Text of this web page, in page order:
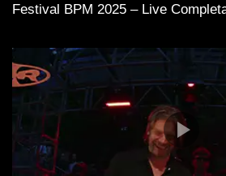
Festival BPM 2025 – Live